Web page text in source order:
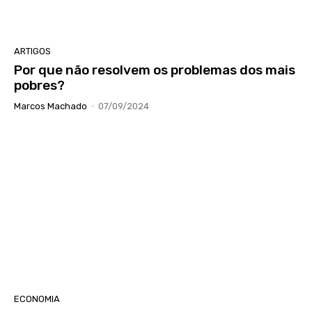
ARTIGOS
Por que não resolvem os problemas dos mais
pobres?
Marcos Machado - 07/09/2024
ECONOMIA